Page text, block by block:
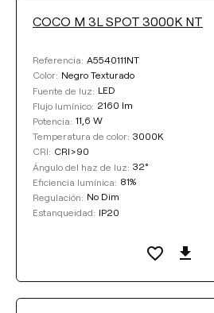
COCO M 3L SPOT 3000K NT
Referencia: A5540111NT
Color: Negro Texturado
Fuente de luz: LED
Flujo lumínico: 2160 lm
Potencia: 11,6 W
Temperatura de color: 3000K
CRI: CRI>90
Ángulo del haz de luz: 32°
Eficiencia lumínica: 81%
Regulación: No Dim
Estanqueidad: IP20